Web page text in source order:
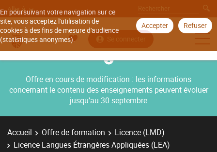
En poursuivant votre navigation sur ce
site, vous acceptez l'utilisation de
cookies à des fins de mesure d'audience
(statistiques anonymes).
Accepter Refuser
Aller à
Se connecter
Offre en cours de modification : les informations
concernant le contenu des enseignements peuvent évoluer
jusqu’au 30 septembre
Accueil Offre de formation
Licence (LMD)
Licence Langues Étrangères Appliquées (LEA)